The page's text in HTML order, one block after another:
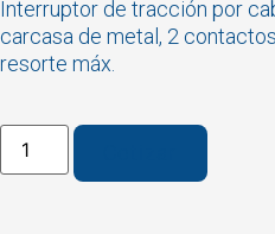
Interruptor de tracción por
carcasa de metal, 2
resorte máx.